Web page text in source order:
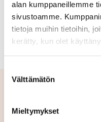
alan kumppaneillemme
sivustoamme.
tietoja muihin tietoihin,
kerätty, kun olet
valinta
Välttämätön
Mieltymykset
LUOMULIITON
VOITTAJAT